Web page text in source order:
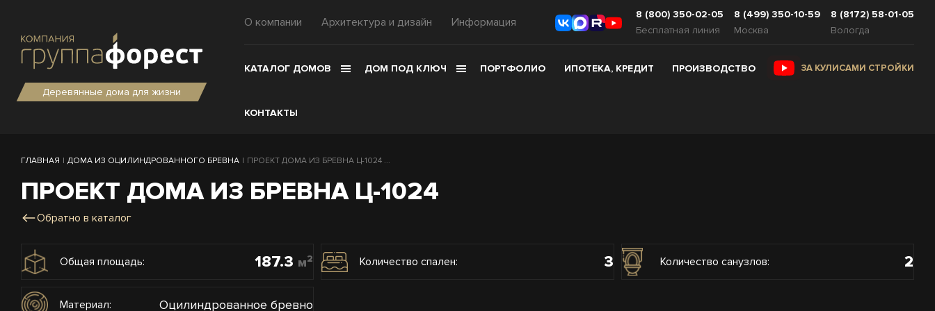
Деревянные дома для жизни
О компании Архитектура и дизайн Информация
8 (800) 350-02-05
Бесплатная линия
8 (499) 350-10-59
Москва
8 (8172) 58-01-05
Вологда
КАТАЛОГ ДОМОВ ДОМ ПОД КЛЮЧ ПОРТФОЛИО ИПОТЕКА, КРЕДИТ ПРОИЗВОДСТВО ЗА КУЛИСАМИ СТРОЙКИ
КОНТАКТЫ
ГЛАВНАЯ | ДОМА ИЗ ОЦИЛИНДРОВАННОГО БРЕВНА | ПРОЕКТ ДОМА ИЗ БРЕВНА Ц-1024 ...
ПРОЕКТ ДОМА ИЗ БРЕВНА Ц-1024
Обратно в каталог
Общая площадь: 187.3 м2 Количество спален: 3 Количество санузлов: 2
Материал: Оцилиндрованное бревно